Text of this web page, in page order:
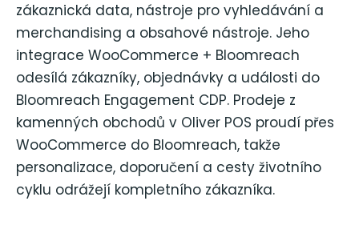
zákaznická data, nástroje pro vyhledávání a
merchandising a obsahové nástroje. Jeho
integrace WooCommerce + Bloomreach
odesílá zákazníky, objednávky a události do
Bloomreach Engagement CDP. Prodeje z
kamenných obchodů v Oliver POS proudí přes
WooCommerce do Bloomreach, takže
personalizace, doporučení a cesty životního
cyklu odrážejí kompletního zákazníka.